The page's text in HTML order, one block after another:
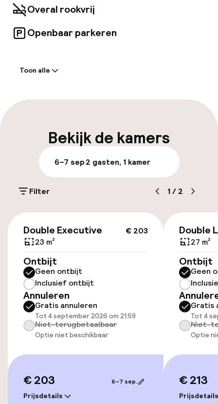
grandioze trappenhuizen en warm ingerichte
gemeenschappelijke ruimtes, nodigen uit tot
ontspanning. Zakenreizigers kunnen
profiteren van de vergaderfaciliteiten ter
Overal rookvrij
Openbaar parkeren
Meertalige medewerkers
Parkeren & mobiliteit
Openbaar parkeren
Fietsverhuur
Toegankelijkheid
Lift
Voor toegankelijkheid
geoptimaliseerde kamers beschikbaar
geoptimaliseerde kamers beschikbaar
Toon alle
Bekijk de kamers
6–7 sep2 gasten, 1 kamer
Filter 1 / 2
€ 203
Double Executive
23 m²
Ontbijt
Geen ontbijt
Inclusief ontbijt
Annuleren
Gratis annuleren
Tot 4 september 2026 om 21:59
Niet-terugbetaalbaar
Optie niet beschikbaar
€ 203
Prijsdetails
6–7 sep.
Double
27 m²
Ontbijt
Geen
Gratis
Tot 4
Niet-
Optie
€ 213
Prijsdetails